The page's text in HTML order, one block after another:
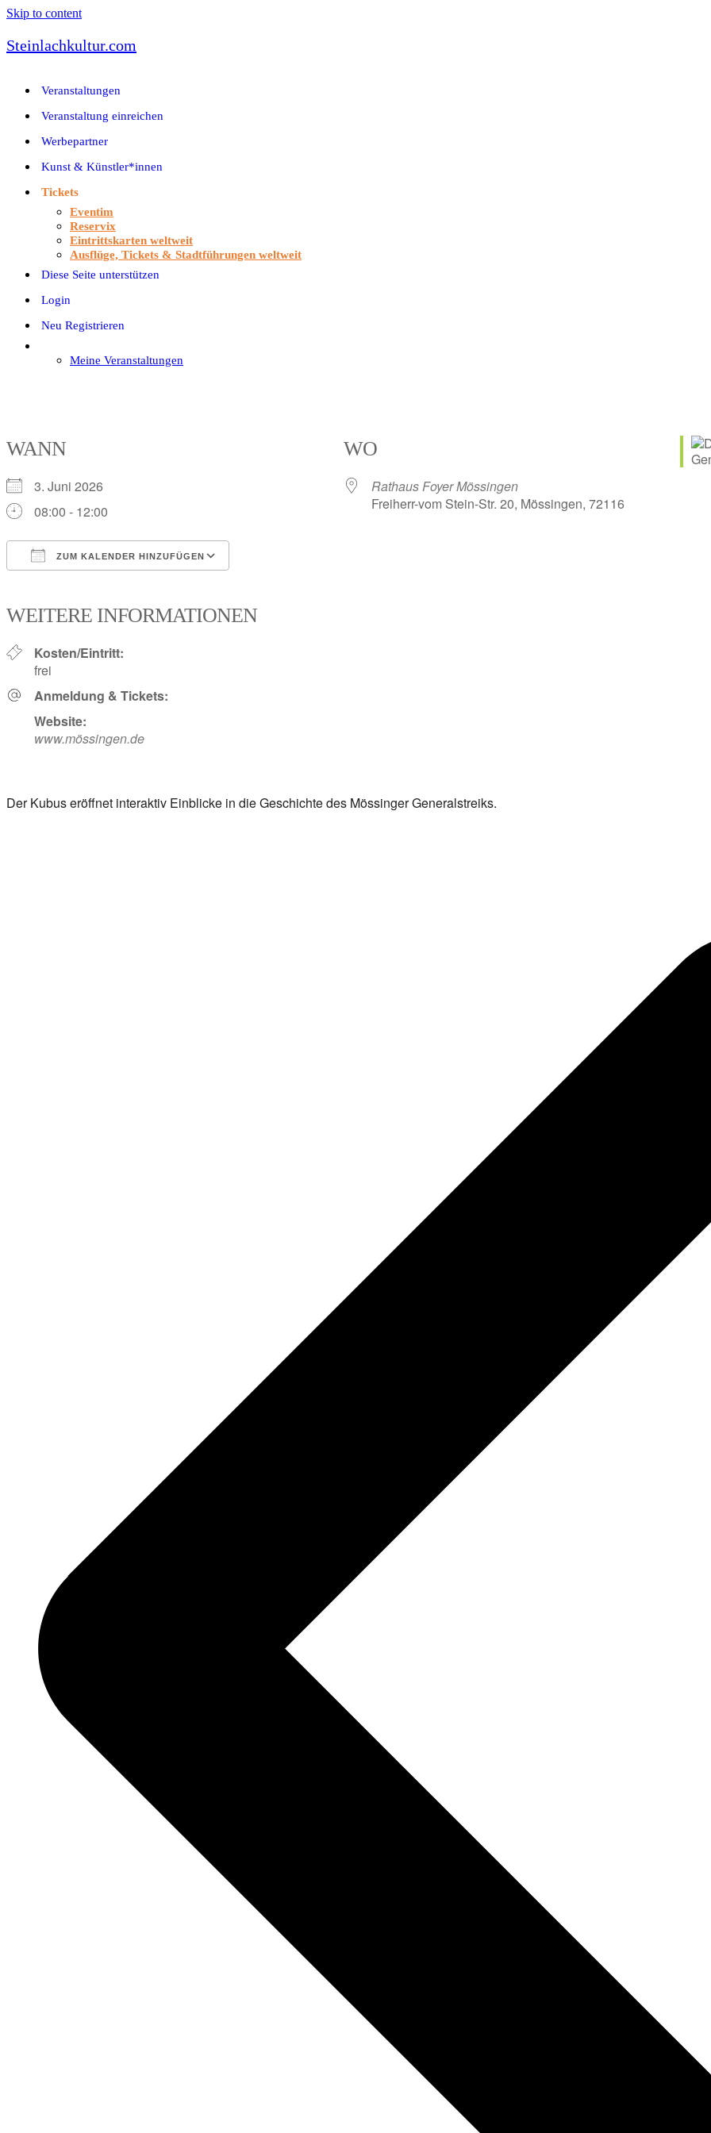
Skip to content
Steinlachkultur.com
Veranstaltungen
Veranstaltung einreichen
Werbepartner
Kunst & Künstler*innen
Tickets
Eventim
Reservix
Eintrittskarten weltweit
Ausflüge, Tickets & Stadtführungen weltweit
Diese Seite unterstützen
Login
Neu Registrieren
Meine Veranstaltungen
WANN
3. Juni 2026
08:00 - 12:00
ZUM KALENDER HINZUFÜGEN
WEITERE INFORMATIONEN
Kosten/Eintritt:
frei
Anmeldung & Tickets:
Website:
www.mössingen.de
WO
Rathaus Foyer Mössingen
Freiherr-vom Stein-Str. 20, Mössingen, 72116
Der Kubus eröffnet interaktiv Einblicke in die Geschichte des Mössinger Generalstreiks.